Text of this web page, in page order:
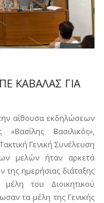
ΚΑΒΑΛΑΣ ΓΙΑ
αίθουσα εκδηλώσεων
Βασιλικός»,
Γενική Συνέλευση
μελών ήταν αρκετά
της ημερήσιας διάταξης
του Διοικητικού
τα μέλη της Γενικής